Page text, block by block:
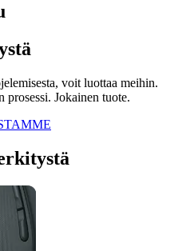
voit luottaa meihin.
prosessi. Jokainen tuote.